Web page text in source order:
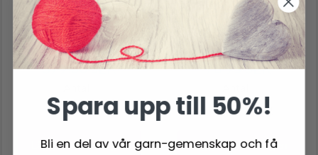
MÖNSTERHÅLLARE
LITEN
379.00 SEK
Lägg till varukorgen
(4 ST)
76.95 SEK
Lägg till varukorgen
Spara upp till 50%!
Bli en del av vår garn-gemenskap och få